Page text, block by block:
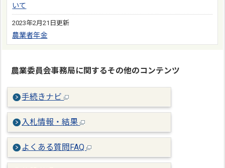
いて
2023年2月21日更新
農業者年金
農業委員会事務局に関するその他のコンテンツ
手続きナビ
入札情報・結果
よくある質問FAQ